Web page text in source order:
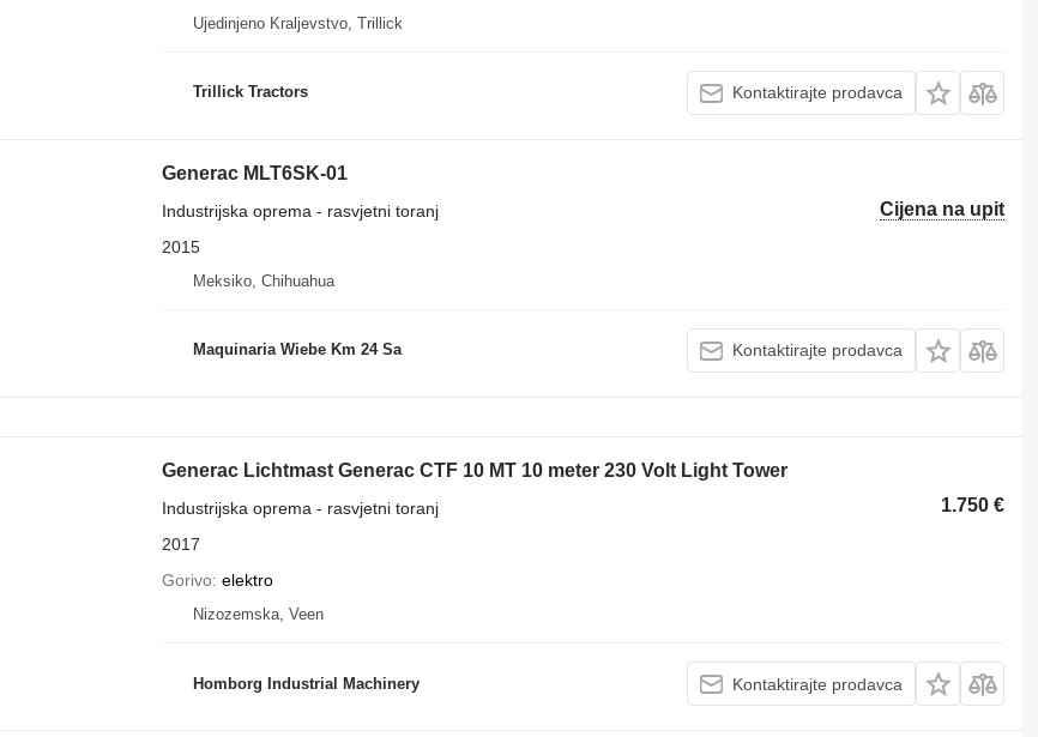
Ujedinjeno Kraljevstvo, Trillick
Trillick Tractors Kontaktirajte prodavca
Generac MLT6SK-01
Cijena na upit
Industrijska oprema - rasvjetni toranj
2015
Meksiko, Chihuahua
Maquinaria Wiebe Km 24 Sa Kontaktirajte prodavca
Generac Lichtmast Generac CTF 10 MT 10 meter 230 Volt Light Tower
1.750 €
Industrijska oprema - rasvjetni toranj
2017
Gorivo elektro
Nizozemska, Veen
Homborg Industrial Machinery Kontaktirajte prodavca